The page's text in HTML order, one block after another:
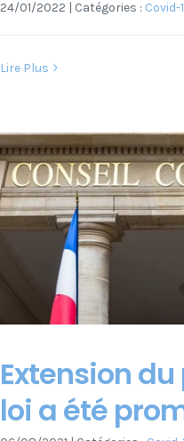
24/01/2022 | Catégories : Covid-
Lire Plus
Extension
loi a été